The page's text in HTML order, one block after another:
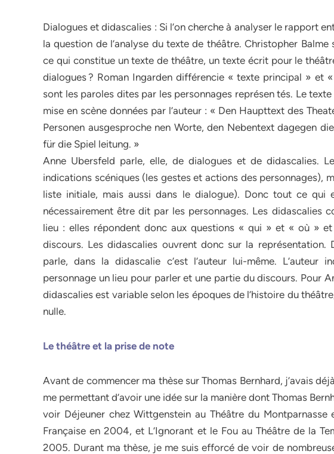
Dialogues et didascalies : Si l’on cherche à analyser le rapport
la question de l’analyse du texte de théâtre. Christopher
ce qui constitue un texte de théâtre, un texte écrit pour le
dialogues ? Roman Ingarden différencie « texte principal » et
sont les paroles dites par les personnages représen tés. Le
mise en scène données par l’auteur : « Den Haupttext des
Personen ausgesproche nen Worte, den Nebentext dagegen
für die Spiel leitung. »
Anne Ubersfeld parle, elle, de dialogues et de didascalies.
indications scéniques (les gestes et actions des personnages),
liste initiale, mais aussi dans le dialogue). Donc tout ce
nécessairement être dit par les personnages. Les didascalies
lieu : elles répondent donc aux questions « qui » et « où »
discours. Les didascalies ouvrent donc sur la représentation.
parle, dans la didascalie c’est l’auteur lui-même.
personnage un lieu pour parler et une partie du discours. Pour
didascalies est variable selon les époques de l’histoire du
nulle.
Le théâtre et la prise de note
Avant de commencer ma thèse sur Thomas Bernhard, j’avais
me permettant d’avoir une idée sur la manière dont Thomas
voir Déjeuner chez Wittgenstein au Théâtre du
Française en 2004, et L’Ignorant et le Fou au Théâtre de la
2005. Durant ma thèse, je me suis efforcé de voir de